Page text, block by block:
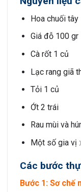
Hoa chuối tây
Giá đỗ 100 gr
Cà rốt 1 củ
Lạc rang giã
Tỏi 1 củ
Ớt 2 trái
Rau mùi và
Một số gia vị
Các bước
Bước 1: Sơ chế